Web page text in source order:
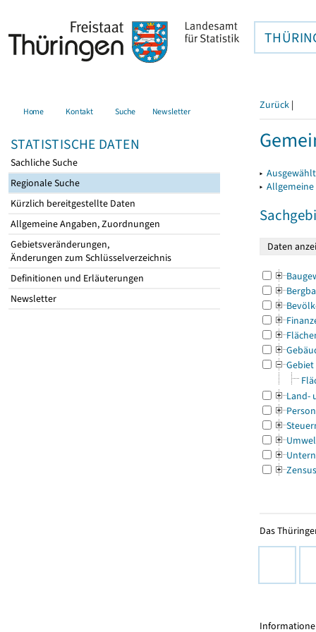
Home Kontakt Suche Newsletter
STATISTISCHE DATEN
Sachliche Suche
Regionale Suche
Kürzlich bereitgestellte Daten
Allgemeine Angaben, Zuordnungen
Gebietsveränderungen,
Änderungen zum Schlüsselverzeichnis
Definitionen und Erläuterungen
Newsletter
Zurück |
▸
▸
Gebiet
Land-
Zensus
Das